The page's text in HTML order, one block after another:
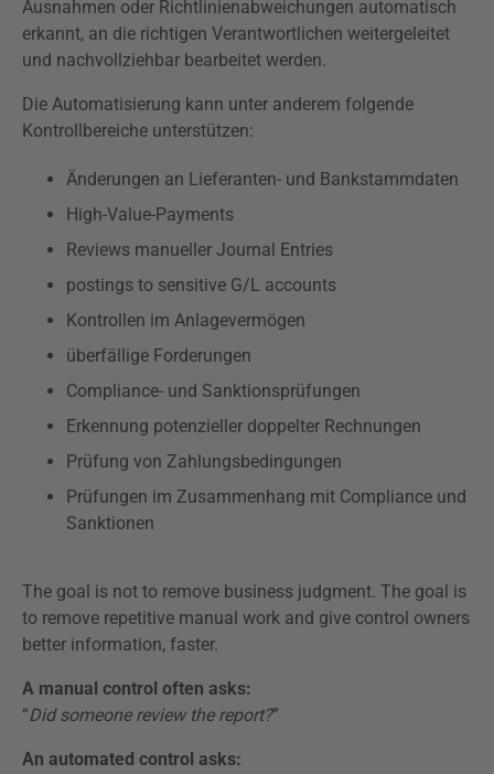
Ausnahmen oder Richtlinienabweichungen automatisch
erkannt, an die richtigen Verantwortlichen weitergeleitet
und nachvollziehbar bearbeitet werden.
Die Automatisierung kann unter anderem folgende
Kontrollbereiche unterstützen:
Änderungen an Lieferanten- und Bankstammdaten
High-Value-Payments
Reviews manueller Journal Entries
postings to sensitive G/L accounts
Kontrollen im Anlagevermögen
überfällige Forderungen
Compliance- und Sanktionsprüfungen
Erkennung potenzieller doppelter Rechnungen
Prüfung von Zahlungsbedingungen
Prüfungen im Zusammenhang mit Compliance und
Sanktionen
The goal is not to remove business judgment. The goal is
to remove repetitive manual work and give control owners
better information, faster.
A manual control often asks:
“Did someone review the report?”
An automated control asks: